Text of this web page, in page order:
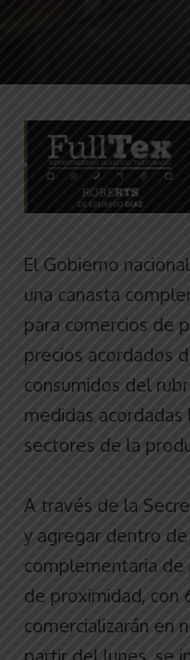
El Gobierno
una canasta
para comercios de
precios acordados
consumidos del
medidas
sectores de la
A través de la
y agregar dentro de
complementaria de
de proximidad, con
comercializarán en
partir del lunes, se